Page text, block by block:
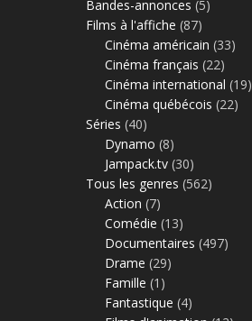
Bandes-annonces (5)
Films à l'affiche (87)
Cinéma américain (33)
Cinéma français (22)
Cinéma international (19)
Cinéma québécois (22)
Séries (40)
Dynamo (8)
Jampack.tv (30)
Tous les genres (562)
Action (7)
Comédie (13)
Documentaires (497)
Drame (29)
Famille (1)
Fantastique (4)